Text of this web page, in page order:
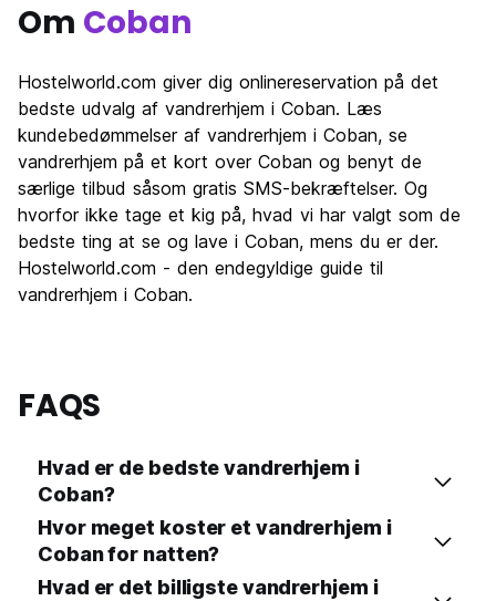
Om Coban
Hostelworld.com giver dig onlinereservation på det
bedste udvalg af vandrerhjem i Coban. Læs
kundebedømmelser af vandrerhjem i Coban, se
vandrerhjem på et kort over Coban og benyt de
særlige tilbud såsom gratis SMS-bekræftelser. Og
hvorfor ikke tage et kig på, hvad vi har valgt som de
bedste ting at se og lave i Coban, mens du er der.
Hostelworld.com - den endegyldige guide til
vandrerhjem i Coban.
FAQS
Hvad er de bedste vandrerhjem i
Coban?
Hvor meget koster et vandrerhjem i
Coban for natten?
Hvad er det billigste vandrerhjem i